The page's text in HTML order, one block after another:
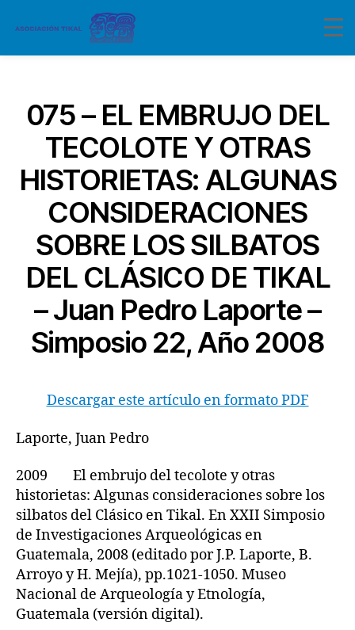
075 – EL EMBRUJO DEL
TECOLOTE Y OTRAS
HISTORIETAS: ALGUNAS
CONSIDERACIONES
SOBRE LOS SILBATOS
DEL CLÁSICO DE TIKAL
– Juan Pedro Laporte –
Simposio 22, Año 2008
Descargar este artículo en formato PDF
Laporte, Juan Pedro
2009 El embrujo del tecolote y otras
historietas: Algunas consideraciones sobre los
silbatos del Clásico en Tikal. En XXII Simposio
de Investigaciones Arqueológicas en
Guatemala, 2008 (editado por J.P. Laporte, B.
Arroyo y H. Mejía), pp.1021-1050. Museo
Nacional de Arqueología y Etnología,
Guatemala (versión digital).